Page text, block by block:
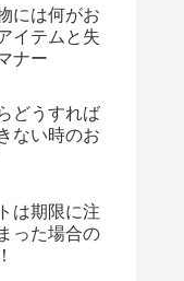
には何がお
イテムと失
ナー
どうすれば
ない時のお
は期限に注
った場合の